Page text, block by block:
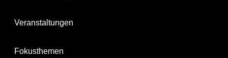
Veranstaltungen
Fokusthemen